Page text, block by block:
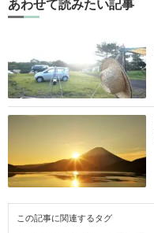
あわせて読みたい記事
この記事に関連するタグ